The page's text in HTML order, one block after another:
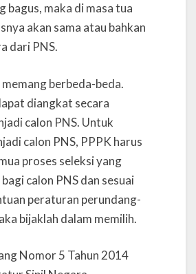
bagus, maka di masa tua
akan sama atau bahkan
dari PNS.
berbeda-beda.
diangkat secara
calon PNS. Untuk
calon PNS, PPPK harus
proses seleksi yang
calon PNS dan sesuai
peraturan perundang-
bijaklah dalam memilih.
Nomor 5 Tahun 2014